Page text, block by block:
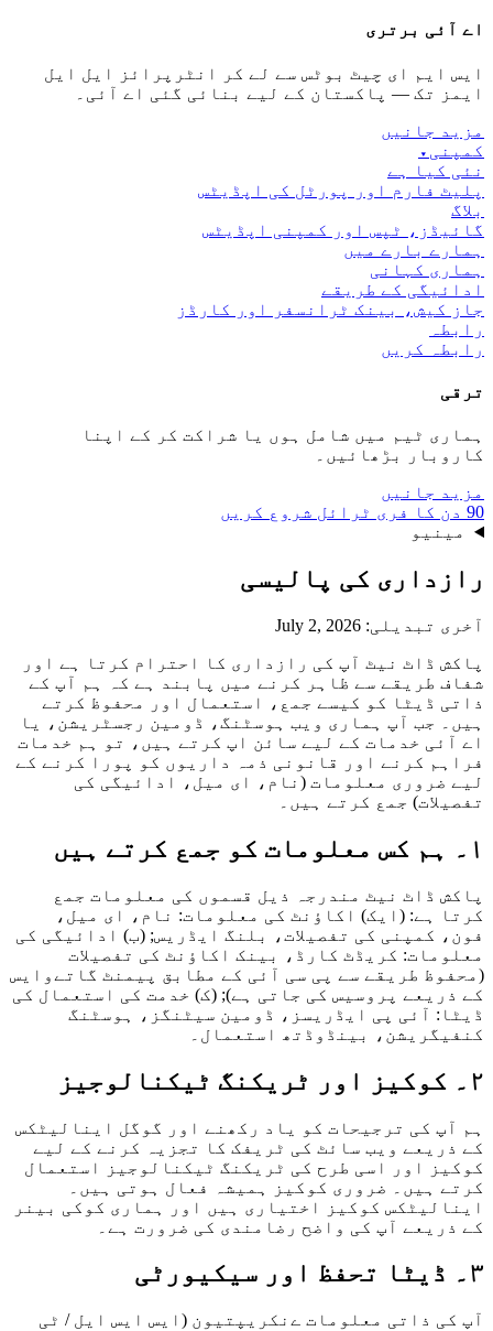
اے آئی برتری
ایس ایم ای چیٹ بوٹس سے لے کر انٹرپرائز ایل ایل
ایمز تک — پاکستان کے لیے بنائی گئی اے آئی۔
مزید جانیں
کمپنی ▾
نئی کیا ہے
پلیٹ فارم اور پورٹل کی اپڈیٹس
بلاگ
گائیڈز، ٹپس اور کمپنی اپڈیٹس
ہمارے بارے میں
ہماری کہانی
ادائیگی کے طریقے
جاز کیش، بینک ٹرانسفر اور کارڈز
رابطہ
رابطہ کریں
ترقی
ہماری ٹیم میں شامل ہوں یا شراکت کر کے اپنا
کاروبار بڑھائیں۔
مزید جانیں
90 دن کا فری ٹرائل شروع کریں
مینیو
رازداری کی پالیسی
آخری تبدیلی: July 2, 2026
پاکش ڈاٹ نیٹ آپ کی رازداری کا احترام کرتا ہے اور
شفاف طریقے سے ظاہر کرنے میں پابند ہے کہ ہم آپ کے
ذاتی ڈیٹا کو کیسے جمع، استعمال اور محفوظ کرتے
ہیں۔ جب آپ ہماری ویب ہوسٹنگ، ڈومین رجسٹریشن، یا
اے آئی خدمات کے لیے سائن اپ کرتے ہیں، تو ہم خدمات
فراہم کرنے اور قانونی ذمہ داریوں کو پورا کرنے کے
لیے ضروری معلومات (نام، ای میل، ادائیگی کی
تفصیلات) جمع کرتے ہیں۔
۱۔ ہم کس معلومات کو جمع کرتے ہیں
پاکش ڈاٹ نیٹ مندرجہ ذیل قسموں کی معلومات جمع
کرتا ہے: (ایک) اکاؤنٹ کی معلومات: نام، ای میل،
فون، کمپنی کی تفصیلات، بلنگ ایڈریس; (ب) ادائیگی کی
معلومات: کریڈٹ کارڈ، بینک اکاؤنٹ کی تفصیلات
(محفوظ طریقے سے پی سی آئی کے مطابق پیمنٹ گاتےوایس
کے ذریعے پروسیس کی جاتی ہے); (ک) خدمت کی استعمال کی
ڈیٹا: آئی پی ایڈریسز، ڈومین سیٹنگز، ہوسٹنگ
کنفیگریشن، بینڈوڈتھ استعمال۔
۲۔ کوکیز اور ٹریکنگ ٹیکنالوجیز
ہم آپ کی ترجیحات کو یاد رکھنے اور گوگل اینالیٹکس
کے ذریعے ویب سائٹ کی ٹریفک کا تجزیہ کرنے کے لیے
کوکیز اور اسی طرح کی ٹریکنگ ٹیکنالوجیز استعمال
کرتے ہیں۔ ضروری کوکیز ہمیشہ فعال ہوتی ہیں۔
اینالیٹکس کوکیز اختیاری ہیں اور ہماری کوکی بینر
کے ذریعے آپ کی واضح رضامندی کی ضرورت ہے۔
۳۔ ڈیٹا تحفظ اور سیکیورٹی
آپ کی ذاتی معلومات ےنکریپتیون (ایس ایس ایل / ٹی